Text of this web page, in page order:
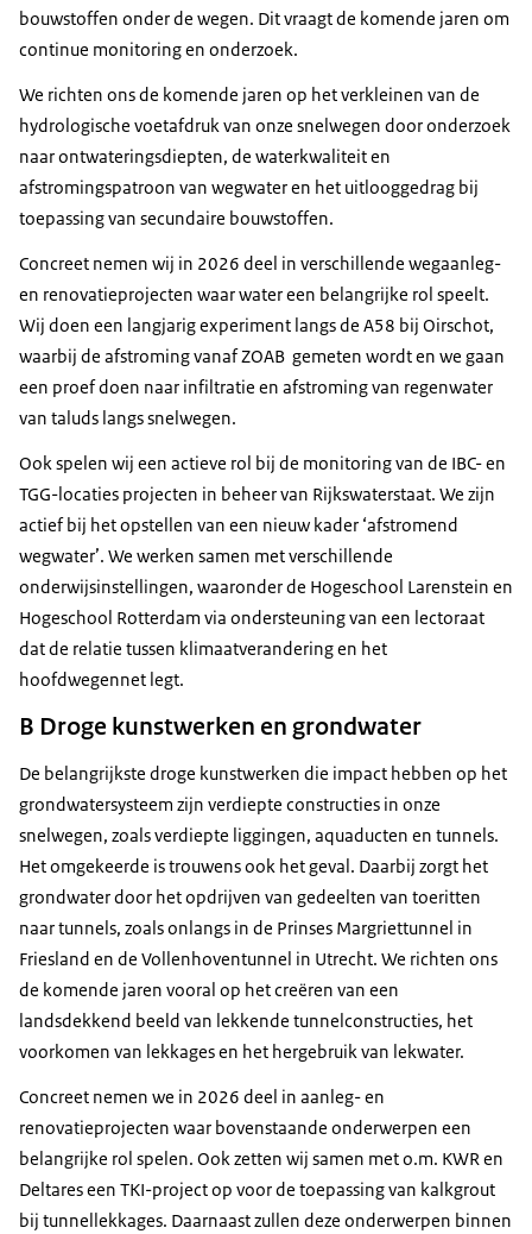
bouwstoffen onder de wegen. Dit vraagt de komende jaren om
continue monitoring en onderzoek.
We richten ons de komende jaren op het verkleinen van de
hydrologische voetafdruk van onze snelwegen door onderzoek
naar ontwateringsdiepten, de waterkwaliteit en
afstromingspatroon van wegwater en het uitlooggedrag bij
toepassing van secundaire bouwstoffen.
Concreet nemen wij in 2026 deel in verschillende wegaanleg-
en renovatieprojecten waar water een belangrijke rol speelt.
Wij doen een langjarig experiment langs de A58 bij Oirschot,
waarbij de afstroming vanaf ZOAB gemeten wordt en we gaan
een proef doen naar infiltratie en afstroming van regenwater
van taluds langs snelwegen.
Ook spelen wij een actieve rol bij de monitoring van de IBC- en
TGG-locaties projecten in beheer van Rijkswaterstaat. We zijn
actief bij het opstellen van een nieuw kader ‘afstromend
wegwater’. We werken samen met verschillende
onderwijsinstellingen, waaronder de Hogeschool Larenstein en
Hogeschool Rotterdam via ondersteuning van een lectoraat
dat de relatie tussen klimaatverandering en het
hoofdwegennet legt.
B Droge kunstwerken en grondwater
De belangrijkste droge kunstwerken die impact hebben op het
grondwatersysteem zijn verdiepte constructies in onze
snelwegen, zoals verdiepte liggingen, aquaducten en tunnels.
Het omgekeerde is trouwens ook het geval. Daarbij zorgt het
grondwater door het opdrijven van gedeelten van toeritten
naar tunnels, zoals onlangs in de Prinses Margriettunnel in
Friesland en de Vollenhoventunnel in Utrecht. We richten ons
de komende jaren vooral op het creëren van een
landsdekkend beeld van lekkende tunnelconstructies, het
voorkomen van lekkages en het hergebruik van lekwater.
Concreet nemen we in 2026 deel in aanleg- en
renovatieprojecten waar bovenstaande onderwerpen een
belangrijke rol spelen. Ook zetten wij samen met o.m. KWR en
Deltares een TKI-project op voor de toepassing van kalkgrout
bij tunnellekkages. Daarnaast zullen deze onderwerpen binnen